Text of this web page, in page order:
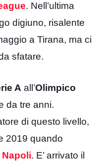
. Nell’ultima
digiuno, risalente
a Tirana, ma ci
sfatare.
A all’Olimpico
da tre anni.
di questo livello,
2019 quando
Napoli. E’ arrivato il